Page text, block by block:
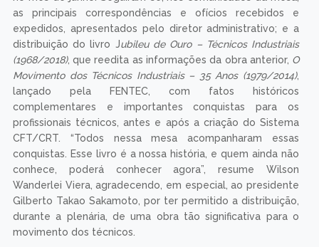
as principais correspondências e ofícios recebidos e
expedidos, apresentados pelo diretor administrativo; e a
distribuição do livro Jubileu de Ouro – Técnicos Industriais
(1968/2018), que reedita as informações da obra anterior, O
Movimento dos Técnicos Industriais – 35 Anos (1979/2014),
lançado pela FENTEC, com fatos históricos
complementares e importantes conquistas para os
profissionais técnicos, antes e após a criação do Sistema
CFT/CRT. “Todos nessa mesa acompanharam essas
conquistas. Esse livro é a nossa história, e quem ainda não
conhece, poderá conhecer agora”, resume Wilson
Wanderlei Viera, agradecendo, em especial, ao presidente
Gilberto Takao Sakamoto, por ter permitido a distribuição,
durante a plenária, de uma obra tão significativa para o
movimento dos técnicos.